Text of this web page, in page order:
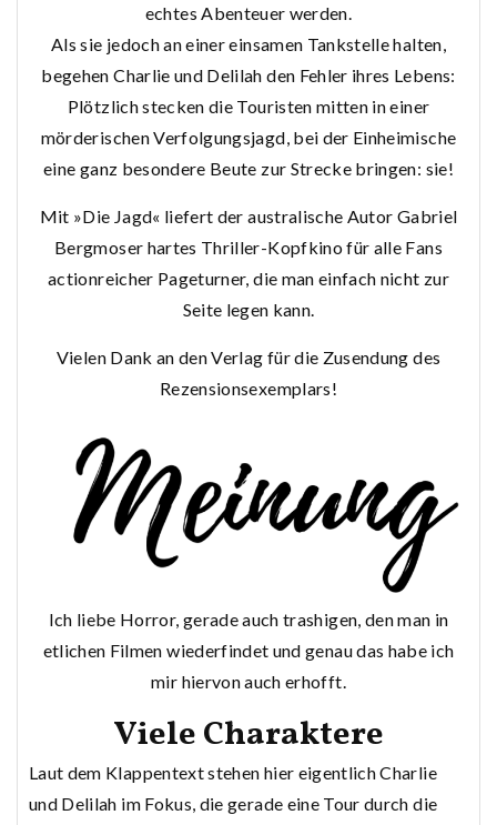
echtes Abenteuer werden.
Als sie jedoch an einer einsamen Tankstelle halten,
begehen Charlie und Delilah den Fehler ihres Lebens:
Plötzlich stecken die Touristen mitten in einer
mörderischen Verfolgungsjagd, bei der Einheimische
eine ganz besondere Beute zur Strecke bringen: sie!
Mit »Die Jagd« liefert der australische Autor Gabriel
Bergmoser hartes Thriller-Kopfkino für alle Fans
actionreicher Pageturner, die man einfach nicht zur
Seite legen kann.
Vielen Dank an den Verlag für die Zusendung des
Rezensionsexemplars!
Ich liebe Horror, gerade auch trashigen, den man in
etlichen Filmen wiederfindet und genau das habe ich
mir hiervon auch erhofft.
Viele Charaktere
Laut dem Klappentext stehen hier eigentlich Charlie
und Delilah im Fokus, die gerade eine Tour durch die